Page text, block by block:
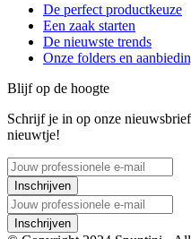
De perfect productkeuze
Een zaak starten
De nieuwste trends
Onze folders en
Blijf op de hoogte
Schrijf je in op onze
nieuwtje!
Inschrijven
Inschrijven